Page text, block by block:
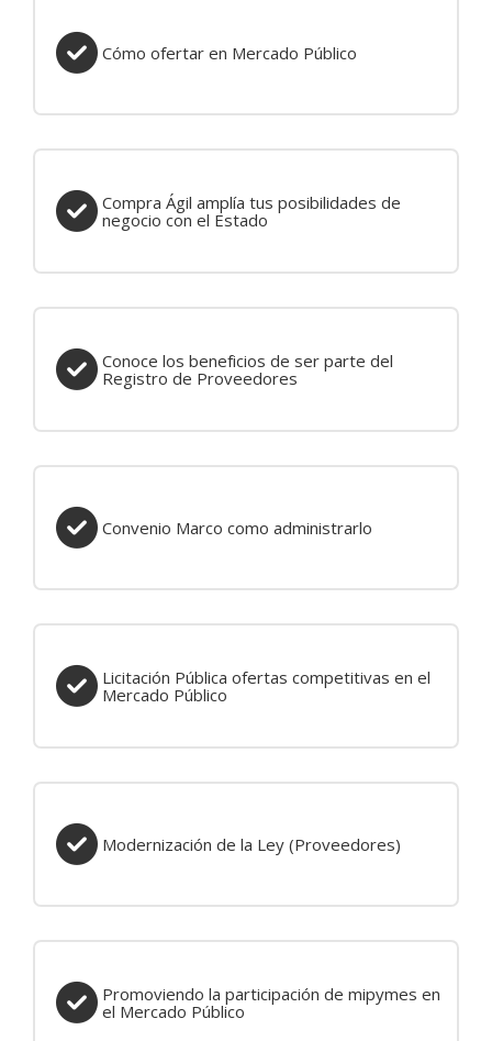
Cómo ofertar en Mercado Público
Compra Ágil amplía tus posibilidades de
negocio con el Estado
Conoce los beneficios de ser parte del
Registro de Proveedores
Convenio Marco como administrarlo
Licitación Pública ofertas competitivas en el
Mercado Público
Modernización de la Ley (Proveedores)
Promoviendo la participación de mipymes en
el Mercado Público